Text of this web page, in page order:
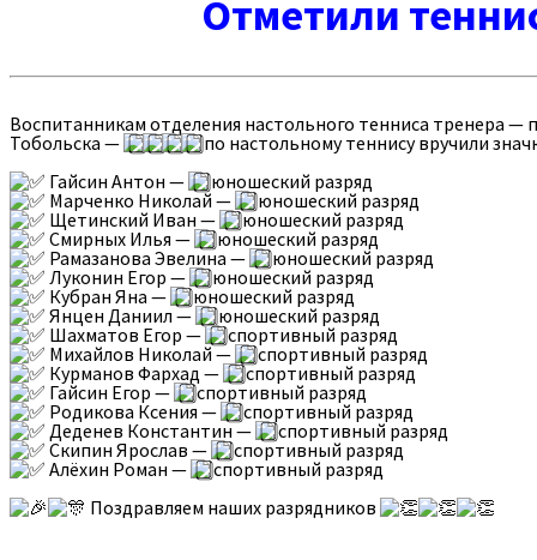
Отметили
Воспитанникам отделения настольного тенниса тренера
Тобольска —
по настольному теннису вручили
Гайсин Антон —
юношеский разряд
Марченко Николай —
юношеский разряд
Щетинский Иван —
юношеский разряд
Смирных Илья —
юношеский разряд
Рамазанова Эвелина —
юношеский разряд
Луконин Егор —
юношеский разряд
Кубран Яна —
юношеский разряд
Янцен Даниил —
юношеский разряд
Шахматов Егор —
спортивный разряд
Михайлов Николай —
спортивный разряд
Курманов Фархад —
спортивный разряд
Гайсин Егор —
спортивный разряд
Родикова Ксения —
спортивный разряд
Деденев Константин —
спортивный разряд
Скипин Ярослав —
спортивный разряд
Алёхин Роман —
спортивный разряд
Поздравляем наших разрядников